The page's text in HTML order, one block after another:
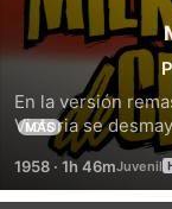
En la versión
Victoria se
abusa de ella.
de la ceniza, ella
violador.
MÁS
1958 · 1h 46m